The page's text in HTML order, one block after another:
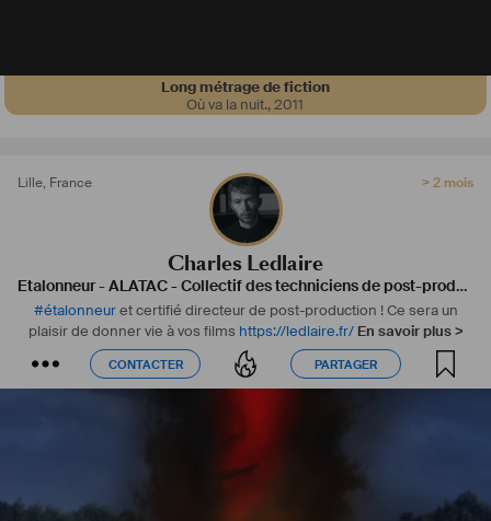
Long métrage de fiction
Où va la nuit.,2011
Lille, France > 2 mois
Charles Ledlaire
Etalonneur-ALATAC - Collectif des techniciens de post-production en Hauts-de-France
#étalonneuret certifié directeur de post-production ! Ce sera un
plaisir de donner vie à vos films https://ledlaire.fr/ En savoir plus >
CONTACTER PARTAGER
CONTACTER PARTAGER